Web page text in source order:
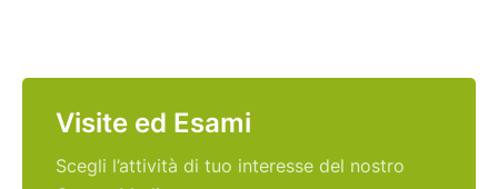
Visite ed Esami
Scegli l’attività di tuo interesse del nostro